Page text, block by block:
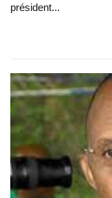
président...